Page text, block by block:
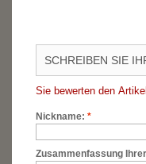
SCHREIBEN SIE
Sie bewerten den
*
Nickname:
Zusammenfassung